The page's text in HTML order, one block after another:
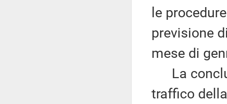
le
previsione
mese di
La
traffico